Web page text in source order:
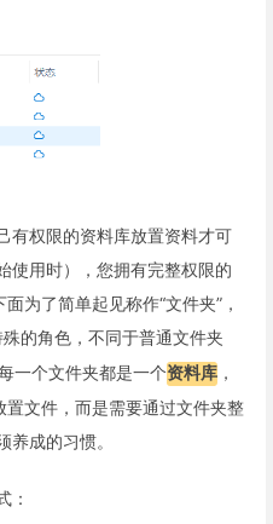
有权限的资料库放置资料才可
使用时），您拥有完整权限的
为了简单起见称作“文件夹”，
的角色，不同于普通文件夹
一个文件夹都是一个资料库 ，
置文件，而是需要通过文件夹整
成的习惯。
：